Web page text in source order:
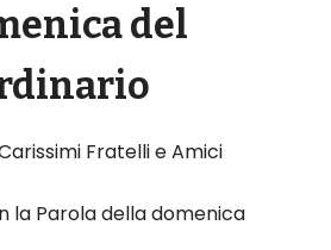
del
Fratelli e Amici
la Parola della domenica